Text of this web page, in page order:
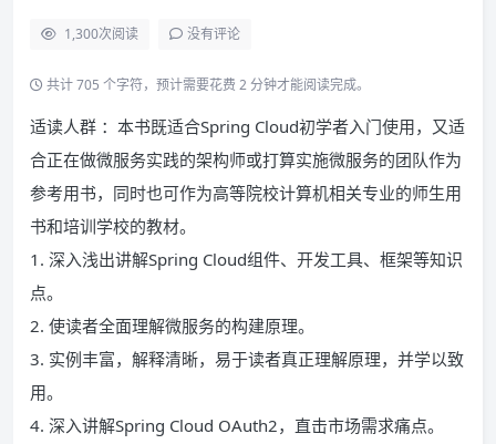
1,300次阅读 没有评论
共计 705 个字符，预计需要花费 2 分钟才能阅读完成。
适读人群 ：本书既适合Spring Cloud初学者入门使用，又适
合正在做微服务实践的架构师或打算实施微服务的团队作为
参考用书，同时也可作为高等院校计算机相关专业的师生用
书和培训学校的教材。
1. 深入浅出讲解Spring Cloud组件、开发工具、框架等知识
点。
2. 使读者全面理解微服务的构建原理。
3. 实例丰富，解释清晰，易于读者真正理解原理，并学以致
用。
4. 深入讲解Spring Cloud OAuth2，直击市场需求痛点。